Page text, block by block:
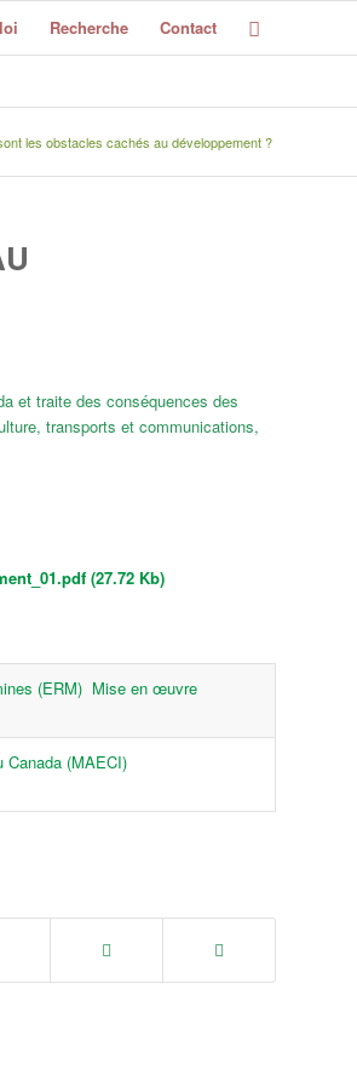
Recherche Contact
les obstacles cachés au développement ?
et traite des conséquences des
transports et communications,
(27.72 Kb)
(ERM) Mise en œuvre
Canada (MAECI)